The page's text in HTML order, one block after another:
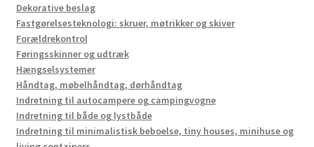
Dekorative beslag
Fastgørelsesteknologi: skruer, møtrikker og skiver
Forældrekontrol
Føringsskinner og udtræk
Hængselsystemer
Håndtag, møbelhåndtag, dørhåndtag
Indretning til autocampere og campingvogne
Indretning til både og lystbåde
Indretning til minimalistisk beboelse, tiny houses, minihuse og